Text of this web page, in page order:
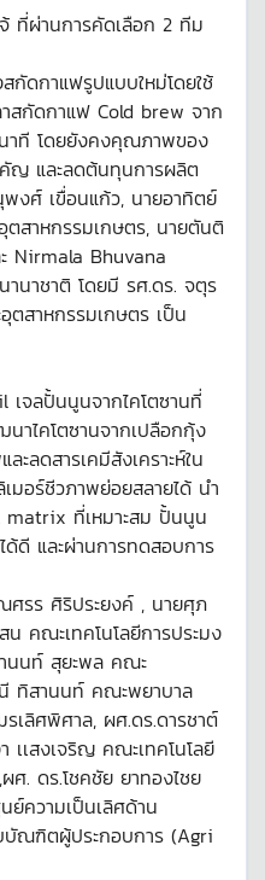
ที่ผ่านการคัดเลือก 2 ทีม
กัดกาแฟรูปแบบใหม่โดยใช้
าสกัดกาแฟ Cold brew จาก
าที โดยยังคงคุณภาพของ
ญ และลดต้นทุนการผลิต
งศ์ เขื่อนแก้ว, นายอาทิตย์
ตสาหกรรมเกษตร, นายตันติ
Nirmala Bhuvana
นาชาติ โดยมี รศ.ดร. จตุร
สาหกรรมเกษตร เป็น
เจลปั้นนูนจากไคโตซานที่
าไคโตซานจากเปลือกกุ้ง
ะลดสารเคมีสังเคราะห์ใน
มอร์ชีวภาพย่อยสลายได้ นำ
matrix ที่เหมาะสม ปั้นนูน
ดี และผ่านการทดสอบการ
รร ศิริประยงค์ , นายศุภ
คณะเทคโนโลยีการประมง
นนท์ สุยะพล คณะ
นี ทิสานนท์ คณะพยาบาล
เลิศพิศาล, ผศ.ดร.ดารชาต์
เเสงเจริญ คณะเทคโนโลยี
ศ. ดร.โชคชัย ยาทองไชย
ความเป็นเลิศด้าน
บัณฑิตผู้ประกอบการ (Agri